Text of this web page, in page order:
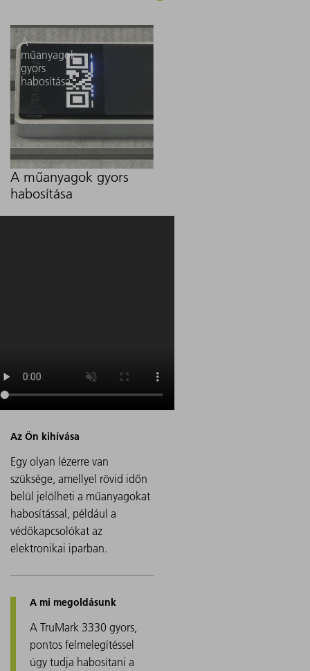
A
műanyagok
gyors
habosítása
A műanyagok gyors
habosítása
Egy olyan lézerre van
szüksége, amellyel rövid időn
belül jelölheti a műanyagokat
habosítással, például a
védőkapcsolókat az
elektronikai iparban.
A TruMark 3330 gyors,
pontos felmelegítéssel
úgy tudja habosítani a